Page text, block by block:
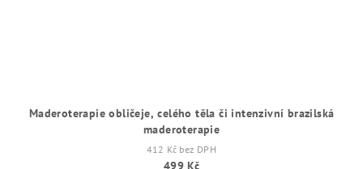
Maderoterapie obličeje, celého těla či intenzivní brazilská
maderoterapie
412 Kč bez DPH
499 Kč